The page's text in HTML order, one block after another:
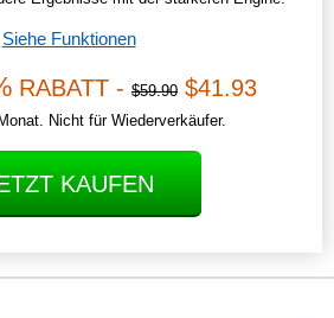
Siehe Funktionen
RABATT - $59.90 $41.93
Nicht für Wiederverkäufer.
KAUFEN